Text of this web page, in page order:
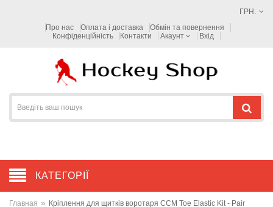
ГРН.
Про нас
Оплата і доставка
Обмін та повернення
Конфіденційність
Контакти Акаунт Вхід
КАТЕГОРІЇ
Главная » Кріплення для щитків воротаря CCM Toe Elastic Kit - Pair